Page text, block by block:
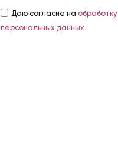
Даю согласие на обработку
персональных данных